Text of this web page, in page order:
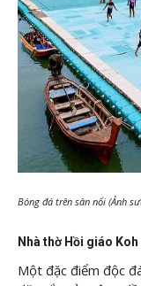
Bóng đá trên sân nổi (Ảnh
Nhà thờ Hồi giáo
Một đặc điểm độc